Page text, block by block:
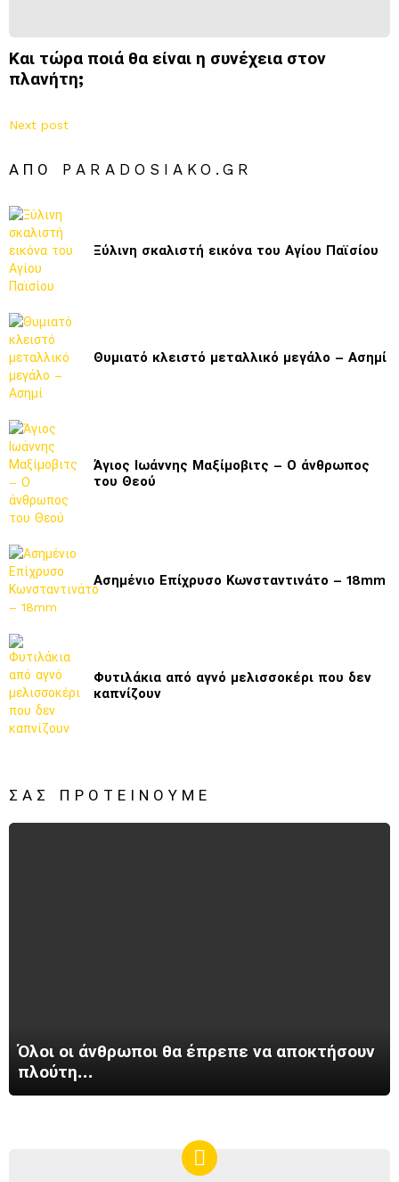
Και τώρα ποιά θα είναι η συνέχεια στον
πλανήτη;
Next post
ΑΠΌ PARADOSIAKO.GR
Ξύλινη σκαλιστή εικόνα του Αγίου Παϊσίου
Θυμιατό κλειστό μεταλλικό μεγάλο – Ασημί
Άγιος Ιωάννης Μαξίμοβιτς – Ο άνθρωπος
του Θεού
Ασημένιο Επίχρυσο Κωνσταντινάτο – 18mm
Φυτιλάκια από αγνό μελισσοκέρι που δεν
καπνίζουν
ΣΑΣ ΠΡΟΤΕΊΝΟΥΜΕ
Όλοι οι άνθρωποι θα έπρεπε να αποκτήσουν
πλούτη…